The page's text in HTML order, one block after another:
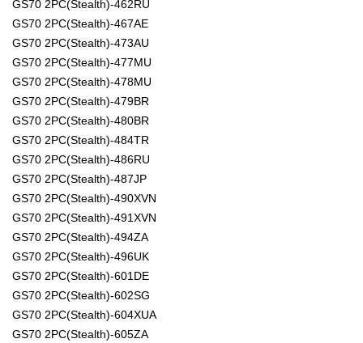
GS70 2PC(Stealth)-462RU
GS70 2PC(Stealth)-467AE
GS70 2PC(Stealth)-473AU
GS70 2PC(Stealth)-477MU
GS70 2PC(Stealth)-478MU
GS70 2PC(Stealth)-479BR
GS70 2PC(Stealth)-480BR
GS70 2PC(Stealth)-484TR
GS70 2PC(Stealth)-486RU
GS70 2PC(Stealth)-487JP
GS70 2PC(Stealth)-490XVN
GS70 2PC(Stealth)-491XVN
GS70 2PC(Stealth)-494ZA
GS70 2PC(Stealth)-496UK
GS70 2PC(Stealth)-601DE
GS70 2PC(Stealth)-602SG
GS70 2PC(Stealth)-604XUA
GS70 2PC(Stealth)-605ZA